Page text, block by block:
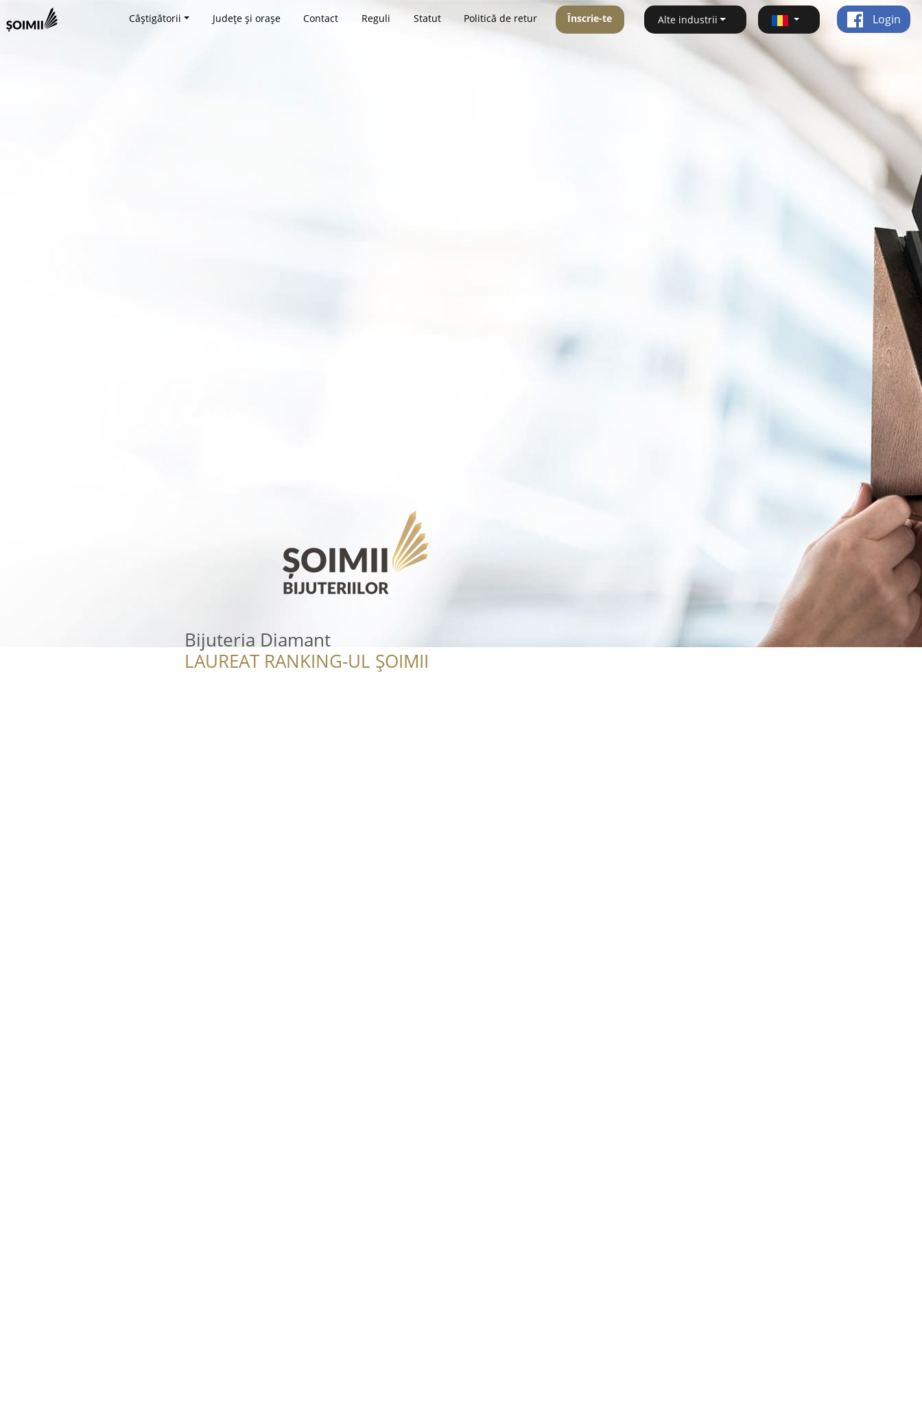
Câștigătorii Județe și orașe Contact Reguli Statut Politică de retur Înscrie-te Alte industrii Login
Bijuteria Diamant
LAUREAT RANKING-UL ȘOIMII